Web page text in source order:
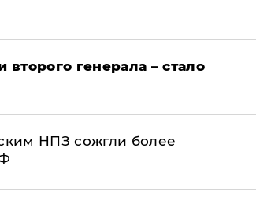
генерала – стало
НПЗ сожгли более